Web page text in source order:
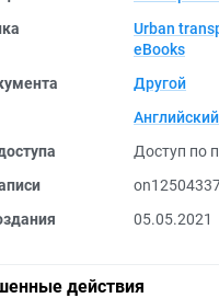
Urban
eBooks
Другой
Английский
Доступ по
05.05.2021
действия